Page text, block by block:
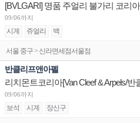
09/06까지
시계 쥬얼리 백
서울 중구 > 신라면세점서울점
반클리프앤아펠
09/06까지
보석 시계 장신구